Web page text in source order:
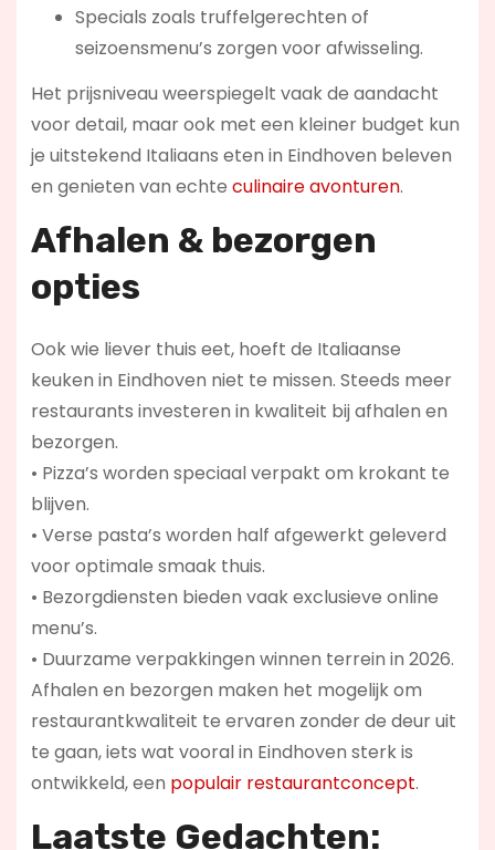
Specials zoals truffelgerechten of
seizoensmenu’s zorgen voor afwisseling.
Het prijsniveau weerspiegelt vaak de aandacht
voor detail, maar ook met een kleiner budget kun
je uitstekend Italiaans eten in Eindhoven beleven
en genieten van echte culinaire avonturen.
Afhalen & bezorgen
opties
Ook wie liever thuis eet, hoeft de Italiaanse
keuken in Eindhoven niet te missen. Steeds meer
restaurants investeren in kwaliteit bij afhalen en
bezorgen.
• Pizza’s worden speciaal verpakt om krokant te
blijven.
• Verse pasta’s worden half afgewerkt geleverd
voor optimale smaak thuis.
• Bezorgdiensten bieden vaak exclusieve online
menu’s.
• Duurzame verpakkingen winnen terrein in 2026.
Afhalen en bezorgen maken het mogelijk om
restaurantkwaliteit te ervaren zonder de deur uit
te gaan, iets wat vooral in Eindhoven sterk is
ontwikkeld, een populair restaurantconcept.
Laatste Gedachten: